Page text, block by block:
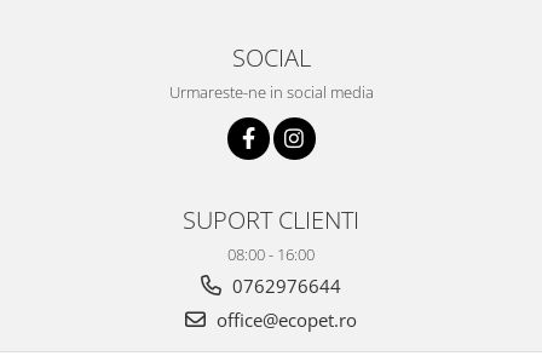
SOCIAL
Urmareste-ne in social media
SUPORT CLIENTI
08:00 - 16:00
0762976644
office@ecopet.ro